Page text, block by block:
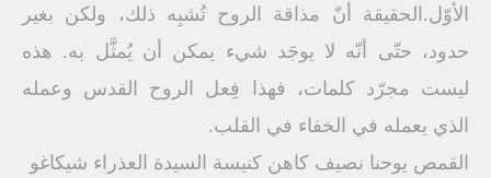
الأوّل.الحقيقة أنّ مذاقة الروح تُشبِه ذلك، ولكن بغير
حدود، حتّى أنّه لا يوجَد شيء يمكن أن يُمثَّل به. هذه
ليست مجرّد كلمات، فهذا فِعل الروح القدس وعمله
الذي يعمله في الخفاء في القلب.
القمص يوحنا نصيف كاهن كنيسة السيدة العذراء شيكاغو